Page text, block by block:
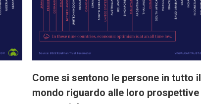
Come si sentono le persone in tutto il
mondo riguardo alle loro prospettive